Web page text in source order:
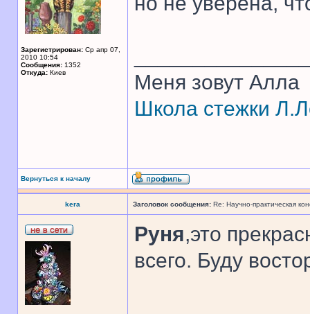
Зарегистрирован: Ср апр 07,
2010 10:54
Сообщения: 1352
Откуда: Киев
Меня зовут Алла
Школа стежки
Вернуться к началу
kera Заголовок сообщения: Re: Научно-практическая
Руня,это
всего. Буду